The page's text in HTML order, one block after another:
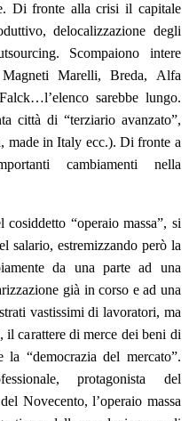
Di fronte alla crisi il capitale
delocalizzazione degli
Scompaiono intere
Marelli, Breda, Alfa
sarebbe lungo.
città di “terziario avanzato”,
made in Italy ecc.). Di fronte a
cambiamenti nella
“operaio massa”, si
salario, estremizzando però la
da una parte ad una
già in corso e ad una
vastissimi di lavoratori, ma
il carattere di merce dei beni di
“democrazia del mercato”.
protagonista del
Novecento, l’operaio massa